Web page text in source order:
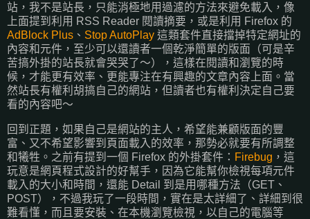
站，我不是站長，只能消極地用過濾的方法來避免載入，像
上面提到利用 RSS Reader 閱讀摘要，或是利用 Firefox 的
AdBlock Plus 、 Stop AutoPlay 這類套件直接擋掉特定網址的
內容和元件，至少可以還讀者一個乾淨簡單的版面（可是辛
苦搞外掛的站長就會哭哭了～），這樣在閱讀和瀏覽的時
候，才能更有效率、更能專注在有興趣的文章內容上面。當
然站長有權利胡搞自己的網站，但讀者也有權利決定自己要
看的內容吧～
回到正題，如果自己是網站的主人，希望能兼顧版面的豐
富、又不希望影響到頁面載入的效率，那勢必就要有所調整
和犧牲。之前有提到一個 Firefox 的外掛套件： Firebug ，這
玩意是網頁程式設計的好幫手，因為它能幫你檢視每項元件
載入的大小和時間，還能 Detail 到是用哪種方法（GET、
POST），不過我玩了一段時間，實在是太詳細了、詳細到很
難看懂，而且要安裝、在本機瀏覽檢視，以自己的電腦等